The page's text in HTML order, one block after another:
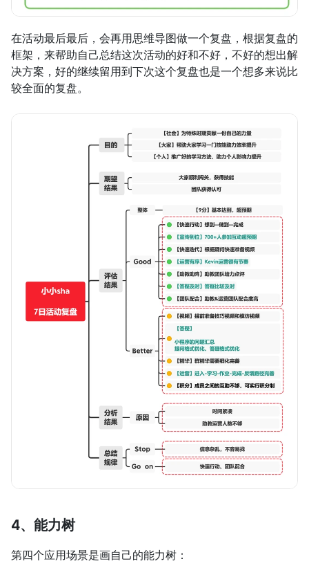
在活动最后最后，会再用思维导图做一个复盘，根据复盘的
框架，来帮助自己总结这次活动的好和不好，不好的想出解
决方案，好的继续留用到下次这个复盘也是一个想多来说比
较全面的复盘。
4、能力树
第四个应用场景是画自己的能力树：